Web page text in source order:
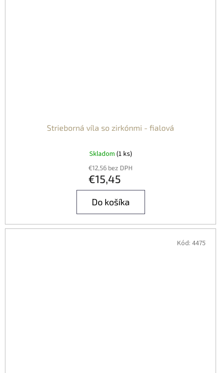
Strieborná víla so zirkónmi - fialová
Skladom (1 ks)
€12,56 bez DPH
€15,45
Do košíka
Kód: 4475